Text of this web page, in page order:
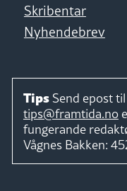
Skribentar
Nyhendebrev
Tips Send epost til
tips@framtida.no
fungerande
Vågnes Bakken: